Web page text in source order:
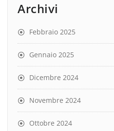
Archivi
Febbraio 2025
Gennaio 2025
Dicembre 2024
Novembre 2024
Ottobre 2024